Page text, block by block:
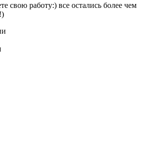
свою работу:) все остались более чем